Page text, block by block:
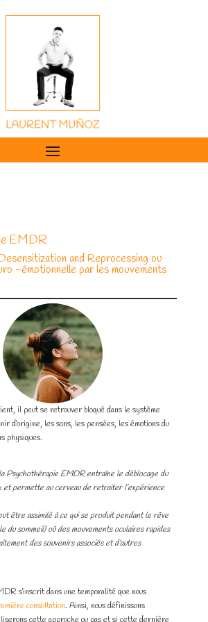
EMDR
and Reprocessing ou
-émotionnelle par les mouvements
il peut se retrouver bloqué dans le système
d’origine, les sons, les pensées, les émotions du
physiques.
Psychothérapie EMDR entraîne le déblocage du
et permette au cerveau de retraiter l’expérience
être assimilé à ce qui se produit pendant le rêve
du sommeil) où des mouvements oculaires rapides
des souvenirs associés et d’autres
s’inscrit dans une temporalité que nous
consultation. Ainsi, nous définissons